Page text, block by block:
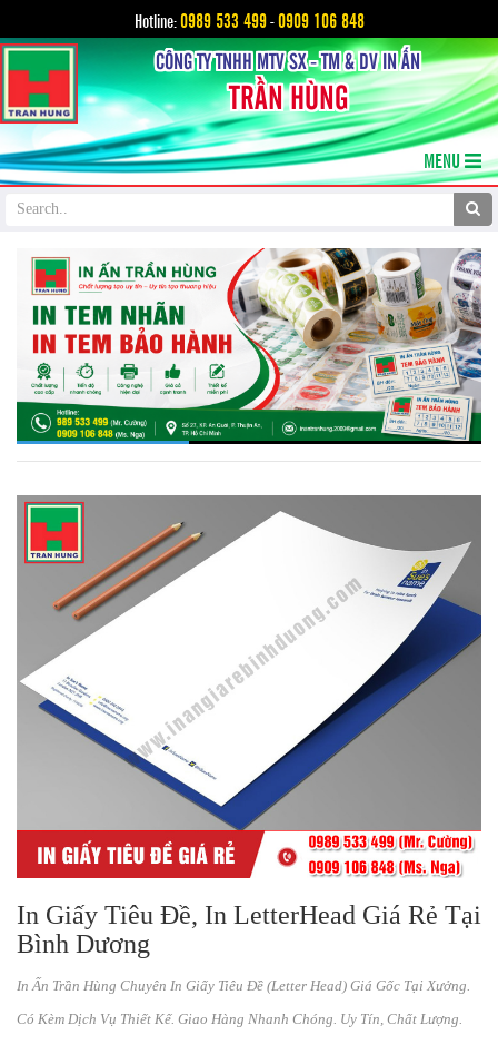
Hotline:0989 533 499-0909 106 848
CÔNG TY TNHH MTV SX - TM & DV IN ẤN
TRẦN HÙNG
MENU
In Giấy Tiêu Đề, In LetterHead Giá Rẻ Tại
Bình Dương
In Ấn Trần Hùng Chuyên In Giấy Tiêu Đề (Letter Head) Giá Gốc Tại Xưởng.
Có Kèm Dịch Vụ Thiết Kế. Giao Hàng Nhanh Chóng. Uy Tín, Chất Lượng.